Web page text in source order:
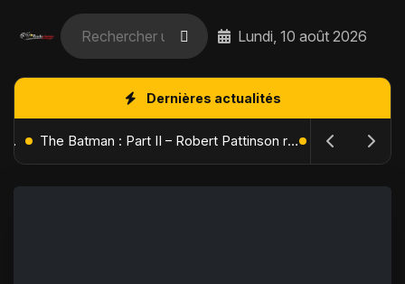
Lundi, 10 août 2026
Dernières actualités
L'Âge de Glace : Le Réveil du Volcan – Manny, Sid et Diego de retour pour une aventure explosive The Batman : Part II – Robert Pattinson replonge dans les ténèbres de Gotham dès octobre 2027